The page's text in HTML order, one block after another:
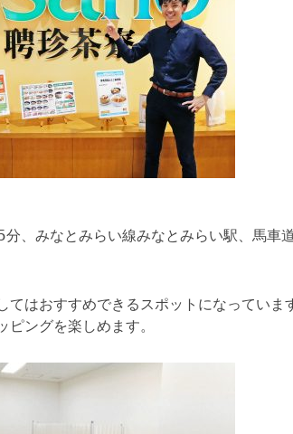
、みなとみらい線みなとみらい駅、馬車
てはおすすめできるスポットになっていま
ングを楽しめます。